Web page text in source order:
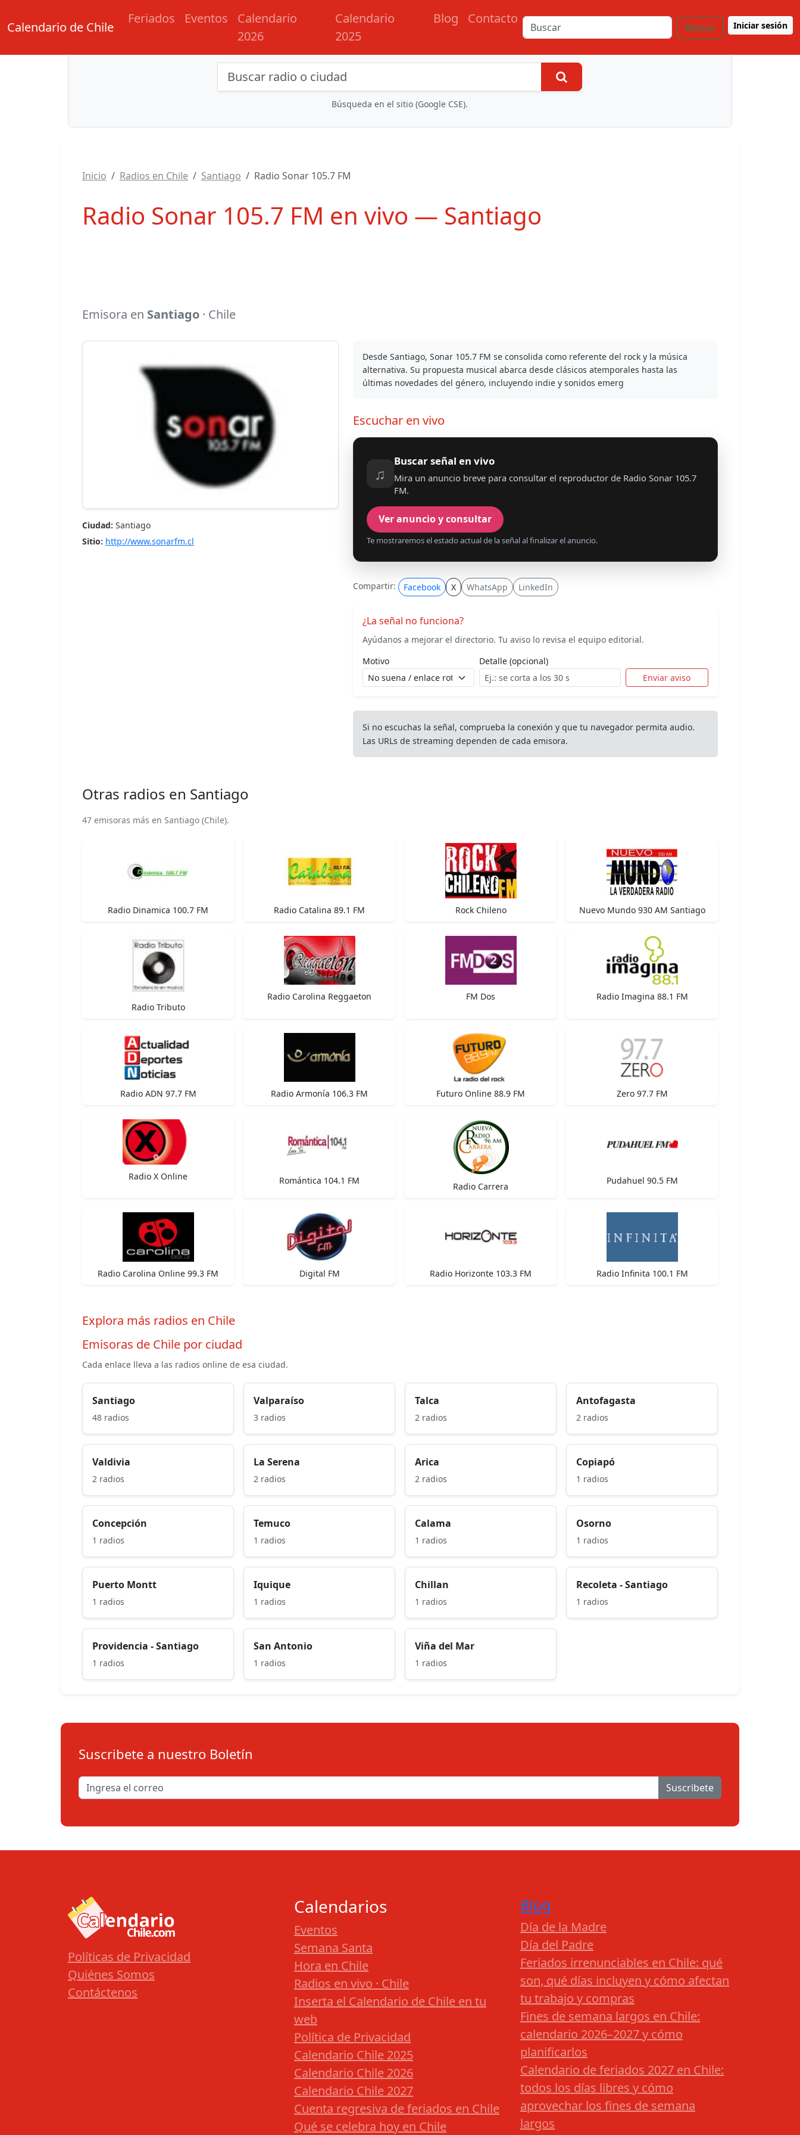
Calendario de Chile
Feriados Eventos
Calendario
2026
Calendario
2025
Blog Contacto
Buscar Iniciar sesión
Búsqueda de radios y contenidos
Búsqueda en el sitio (Google CSE).
Inicio Radios en Chile Santiago Radio Sonar 105.7 FM
Radio Sonar 105.7 FM en vivo — Santiago
Emisora en Santiago · Chile
Ciudad: Santiago
Sitio: http://www.sonarfm.cl
Desde Santiago, Sonar 105.7 FM se consolida como referente del rock y la música
alternativa. Su propuesta musical abarca desde clásicos atemporales hasta las
últimas novedades del género, incluyendo indie y sonidos emerg
Escuchar en vivo
♫
Buscar señal en vivo
Mira un anuncio breve para consultar el reproductor de Radio Sonar 105.7
FM.
Ver anuncio y consultar
Te mostraremos el estado actual de la señal al finalizar el anuncio.
Compartir: Facebook X WhatsApp LinkedIn
¿La señal no funciona?
Ayúdanos a mejorar el directorio. Tu aviso lo revisa el equipo editorial.
Motivo
Detalle (opcional)
Enviar aviso
Si no escuchas la señal, comprueba la conexión y que tu navegador permita audio.
Las URLs de streaming dependen de cada emisora.
Otras radios en Santiago
47 emisoras más en Santiago (Chile).
Radio Dinamica 100.7 FM Radio Catalina 89.1 FM Rock Chileno Nuevo Mundo 930 AM Santiago
Radio Tributo
Radio Carolina Reggaeton FM Dos Radio Imagina 88.1 FM
Radio ADN 97.7 FM Radio Armonía 106.3 FM Futuro Online 88.9 FM Zero 97.7 FM
Radio X Online Romántica 104.1 FM
Radio Carrera
Pudahuel 90.5 FM
Radio Carolina Online 99.3 FM Digital FM Radio Horizonte 103.3 FM Radio Infinita 100.1 FM
Explora más radios en Chile
Emisoras de Chile por ciudad
Cada enlace lleva a las radios online de esa ciudad.
Santiago
48 radios
Valparaíso
3 radios
Talca
2 radios
Antofagasta
2 radios
Valdivia
2 radios
La Serena
2 radios
Arica
2 radios
Copiapó
1 radios
Concepción
1 radios
Temuco
1 radios
Calama
1 radios
Osorno
1 radios
Puerto Montt
1 radios
Iquique
1 radios
Chillan
1 radios
Recoleta - Santiago
1 radios
Providencia - Santiago
1 radios
San Antonio
1 radios
Viña del Mar
1 radios
Suscribete a nuestro Boletín
Suscribete
Políticas de Privacidad
Quiénes Somos
Contáctenos
Calendarios
Eventos
Semana Santa
Hora en Chile
Radios en vivo · Chile
Inserta el Calendario de Chile en tu
web
Política de Privacidad
Calendario Chile 2025
Calendario Chile 2026
Calendario Chile 2027
Cuenta regresiva de feriados en Chile
Qué se celebra hoy en Chile
Blog
Día de la Madre
Día del Padre
Feriados irrenunciables en Chile: qué
son, qué días incluyen y cómo afectan
tu trabajo y compras
Fines de semana largos en Chile:
calendario 2026–2027 y cómo
planificarlos
Calendario de feriados 2027 en Chile:
todos los días libres y cómo
aprovechar los fines de semana
largos